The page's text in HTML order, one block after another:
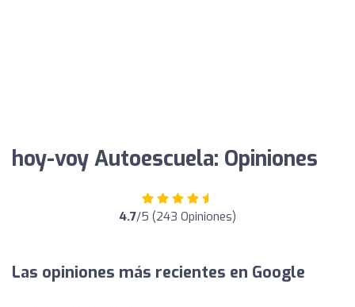
hoy-voy Autoescuela: Opiniones
4.7/5 (243 Opiniones)
Las opiniones más recientes en Google